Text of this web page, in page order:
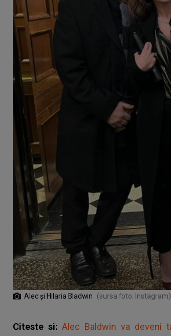
Alec și Hilaria Bladwin (sursa foto: Instagram)
Citeste si:Alec Baldwin va deveni